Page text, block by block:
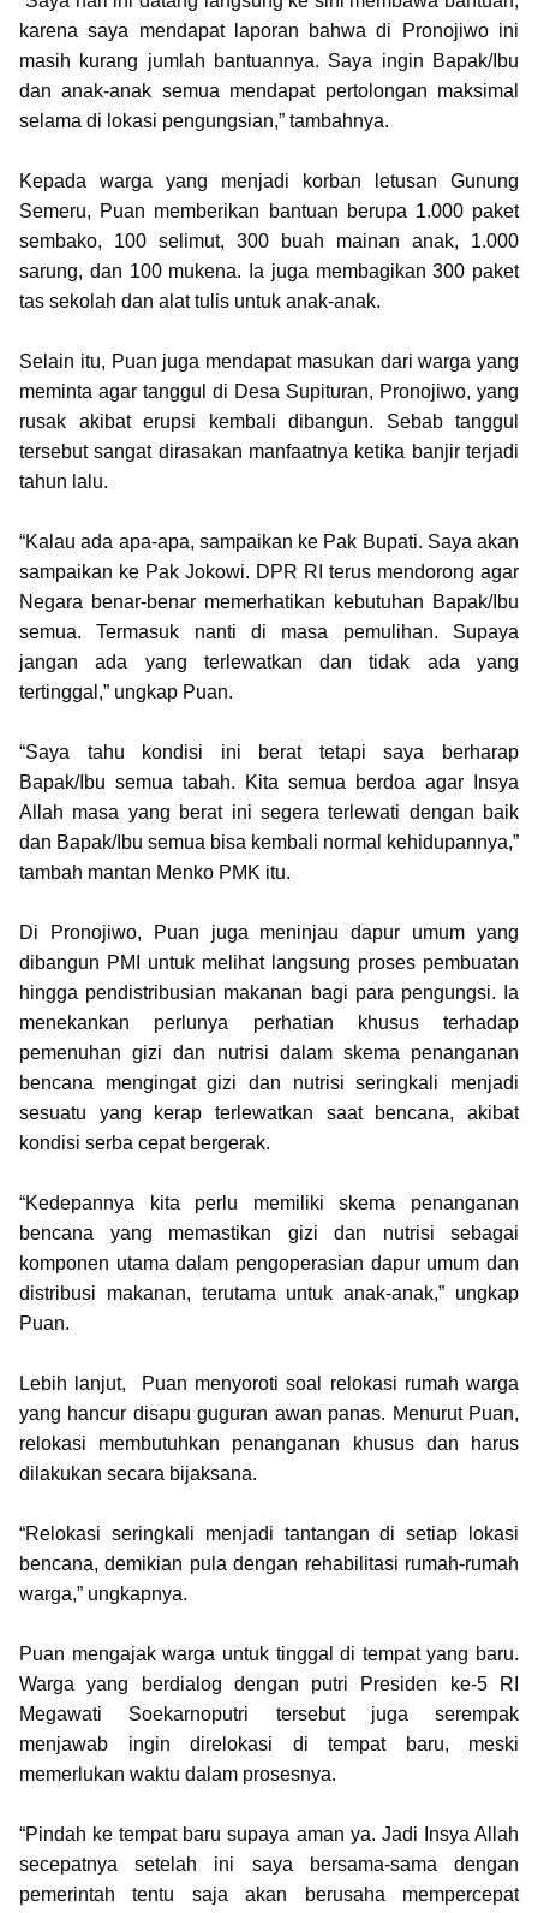
karena saya mendapat laporan bahwa di Pronojiwo ini
masih kurang jumlah bantuannya. Saya ingin Bapak/Ibu
dan anak-anak semua mendapat pertolongan maksimal
selama di lokasi pengungsian,” tambahnya.
Kepada warga yang menjadi korban letusan Gunung
Semeru, Puan memberikan bantuan berupa 1.000 paket
sembako, 100 selimut, 300 buah mainan anak, 1.000
sarung, dan 100 mukena. Ia juga membagikan 300 paket
tas sekolah dan alat tulis untuk anak-anak.
Selain itu, Puan juga mendapat masukan dari warga yang
meminta agar tanggul di Desa Supituran, Pronojiwo, yang
rusak akibat erupsi kembali dibangun. Sebab tanggul
tersebut sangat dirasakan manfaatnya ketika banjir terjadi
tahun lalu.
“Kalau ada apa-apa, sampaikan ke Pak Bupati. Saya akan
sampaikan ke Pak Jokowi. DPR RI terus mendorong agar
Negara benar-benar memerhatikan kebutuhan Bapak/Ibu
semua. Termasuk nanti di masa pemulihan. Supaya
jangan ada yang terlewatkan dan tidak ada yang
tertinggal,” ungkap Puan.
“Saya tahu kondisi ini berat tetapi saya berharap
Bapak/Ibu semua tabah. Kita semua berdoa agar Insya
Allah masa yang berat ini segera terlewati dengan baik
dan Bapak/Ibu semua bisa kembali normal kehidupannya,”
tambah mantan Menko PMK itu.
Di Pronojiwo, Puan juga meninjau dapur umum yang
dibangun PMI untuk melihat langsung proses pembuatan
hingga pendistribusian makanan bagi para pengungsi. Ia
menekankan perlunya perhatian khusus terhadap
pemenuhan gizi dan nutrisi dalam skema penanganan
bencana mengingat gizi dan nutrisi seringkali menjadi
sesuatu yang kerap terlewatkan saat bencana, akibat
kondisi serba cepat bergerak.
“Kedepannya kita perlu memiliki skema penanganan
bencana yang memastikan gizi dan nutrisi sebagai
komponen utama dalam pengoperasian dapur umum dan
distribusi makanan, terutama untuk anak-anak,” ungkap
Puan.
Lebih lanjut, Puan menyoroti soal relokasi rumah warga
yang hancur disapu guguran awan panas. Menurut Puan,
relokasi membutuhkan penanganan khusus dan harus
dilakukan secara bijaksana.
“Relokasi seringkali menjadi tantangan di setiap lokasi
bencana, demikian pula dengan rehabilitasi rumah-rumah
warga,” ungkapnya.
Puan mengajak warga untuk tinggal di tempat yang baru.
Warga yang berdialog dengan putri Presiden ke-5 RI
Megawati Soekarnoputri tersebut juga serempak
menjawab ingin direlokasi di tempat baru, meski
memerlukan waktu dalam prosesnya.
“Pindah ke tempat baru supaya aman ya. Jadi Insya Allah
secepatnya setelah ini saya bersama-sama dengan
pemerintah tentu saja akan berusaha mempercepat